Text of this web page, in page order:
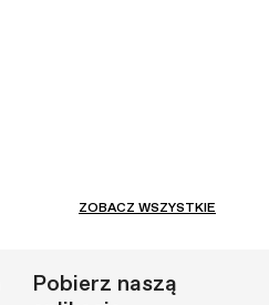
ZOBACZ WSZYSTKIE
Pobierz naszą